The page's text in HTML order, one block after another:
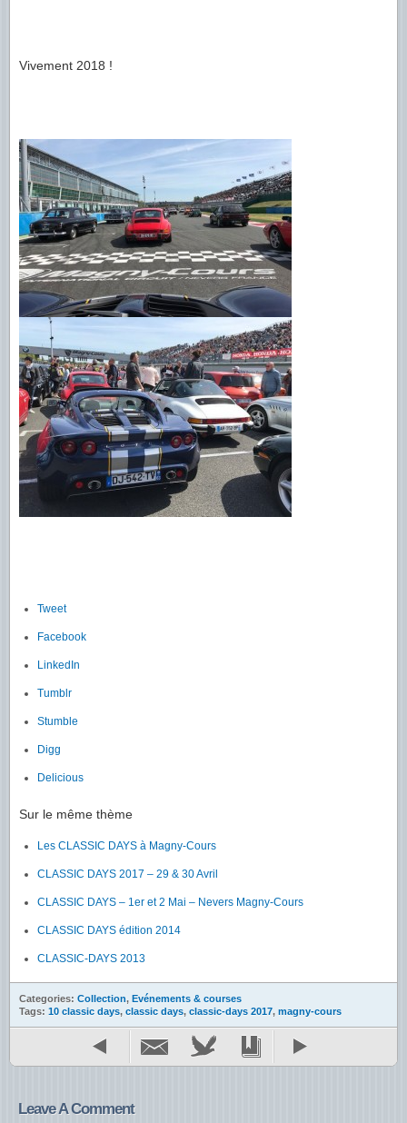
Vivement 2018 !
Tweet
Facebook
LinkedIn
Tumblr
Stumble
Digg
Delicious
Sur le même thème
Les CLASSIC DAYS à Magny-Cours
CLASSIC DAYS 2017 – 29 & 30 Avril
CLASSIC DAYS – 1er et 2 Mai – Nevers Magny-Cours
CLASSIC DAYS édition 2014
CLASSIC-DAYS 2013
Categories: Collection, Evénements & courses
Tags: 10 classic days, classic days, classic-days 2017, magny-cours
Leave A Comment